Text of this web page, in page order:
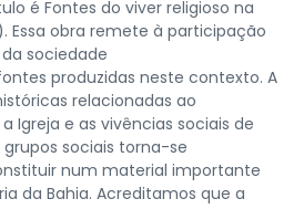
é Fontes do viver religioso na
Essa obra remete à participação
sociedade
produzidas neste contexto. A
relacionadas ao
Igreja e as vivências sociais de
sociais torna-se
num material importante
da Bahia. Acreditamos que a